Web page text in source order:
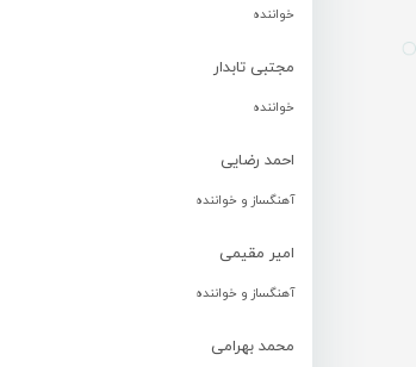
خواننده
مجتبی تابدار
خواننده
احمد رضایی
آهنگساز و خواننده
امیر مقیمی
آهنگساز و خواننده
محمد بهرامی